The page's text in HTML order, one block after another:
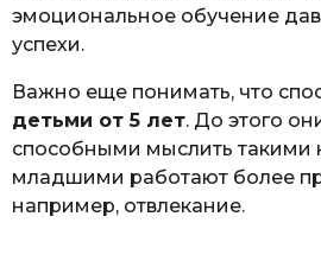
эмоциональное обучение
успехи.
Важно еще понимать, что
детьми от 5 лет. До этого
способными мыслить такими
младшими работают более
например, отвлекание.